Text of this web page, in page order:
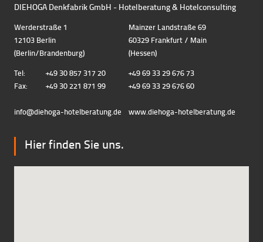
DIEHOGA Denkfabrik GmbH - Hotelberatung & Hotelconsulting
Werderstraße 1
12103 Berlin
(Berlin/Brandenburg)
Mainzer Landstraße 69
60329 Frankfurt / Main
(Hessen)
Tel:
+49 30 857 317 20
+49 69 33 29 676 73
Fax:
+49 30 221 871 99 +49 69 33 29 676 60
info@diehoga-hotelberatung.de www.diehoga-hotelberatung.de
Hier finden Sie uns.